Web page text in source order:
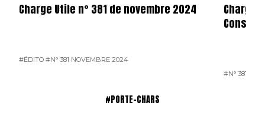
Charge Utile n° 381 de novembre 2024
#ÉDITO #N° 381 NOVEMBRE 2024
Charge
#N° 381
#PORTE-CHARS